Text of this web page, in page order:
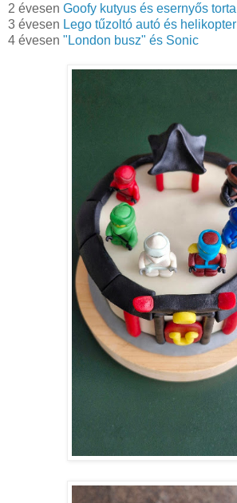
2 évesen Goofy kutyus és esernyős torta
3 évesen Lego tűzoltó autó és helikopter
4 évesen "London busz" és Sonic